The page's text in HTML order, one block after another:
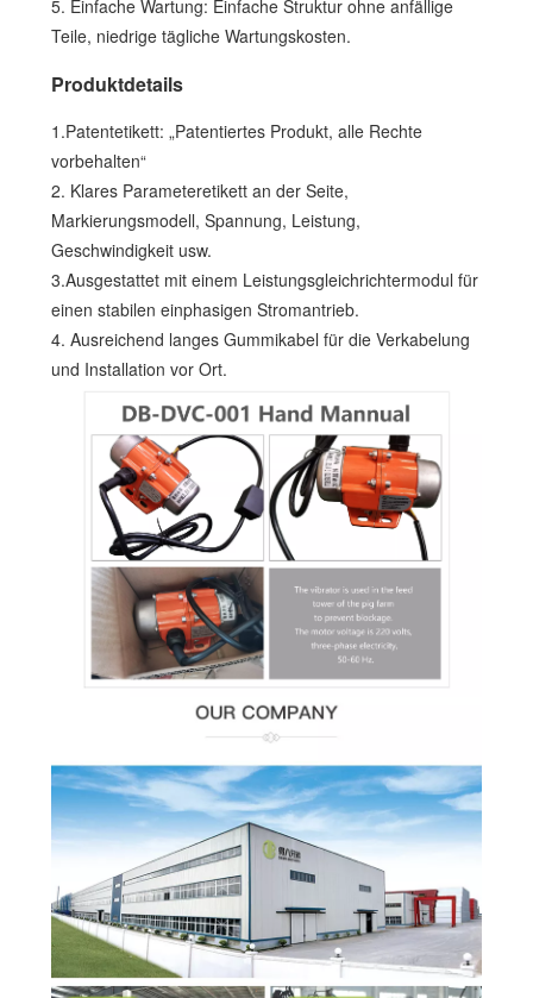
5. Einfache Wartung: Einfache Struktur ohne anfällige
Teile, niedrige tägliche Wartungskosten.
Produktdetails
1.Patentetikett: „Patentiertes Produkt, alle Rechte
vorbehalten“
2. Klares Parameteretikett an der Seite,
Markierungsmodell, Spannung, Leistung,
Geschwindigkeit usw.
3.Ausgestattet mit einem Leistungsgleichrichtermodul für
einen stabilen einphasigen Stromantrieb.
4. Ausreichend langes Gummikabel für die Verkabelung
und Installation vor Ort.